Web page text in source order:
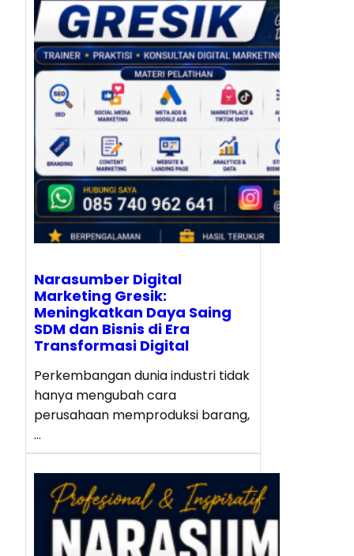
Narasumber Digital
Marketing Gresik:
Meningkatkan Daya Saing
SDM dan Bisnis di Era
Transformasi Digital
Perkembangan dunia industri tidak
hanya mengubah cara
perusahaan memproduksi barang,
…